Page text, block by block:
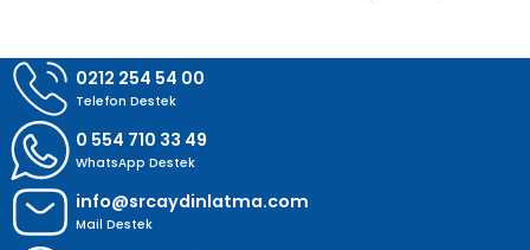
0212 254 54 00
Telefon Destek
0 554 710 33 49
WhatsApp Destek
info@srcaydinlatma.com
Mail Destek